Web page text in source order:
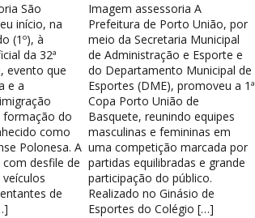
São
início, na
(1º), à
da 32ª
evento que
e a
formação do
como
Polonesa. A
desfile de
de
Imagem assessoria A
Prefeitura de Porto União, por
meio da Secretaria Municipal
de Administração e Esporte e
do Departamento Municipal de
Esportes (DME), promoveu a 1ª
Copa Porto União de
Basquete, reunindo equipes
masculinas e femininas em
uma competição marcada por
partidas equilibradas e grande
participação do público.
Realizado no Ginásio de
Esportes do Colégio […]